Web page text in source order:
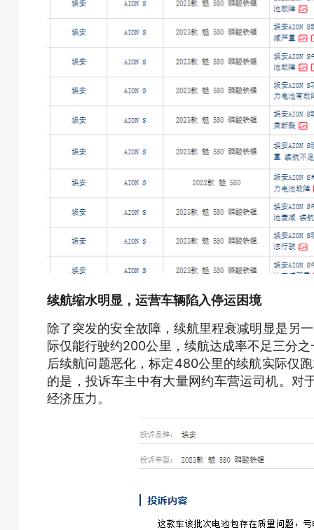
续航缩水明显，运营车辆陷入停运困境
除了突发的安全故障，续航里程衰减明显是另
际仅能行驶约200公里，续航达成率不足三分
后续航问题恶化，标定480公里的续航实际仅
的是，投诉车主中有大量网约车营运司机。对
经济压力。